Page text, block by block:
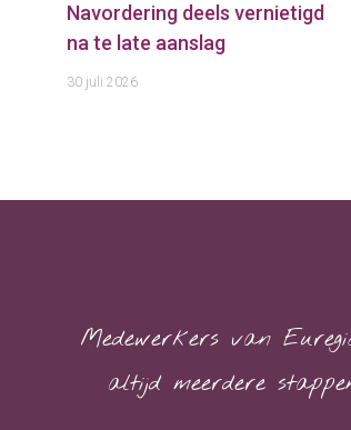
Navordering deels vernietigd
na te late aanslag
30 juli 2026
Medewerkers van
altijd meerdere